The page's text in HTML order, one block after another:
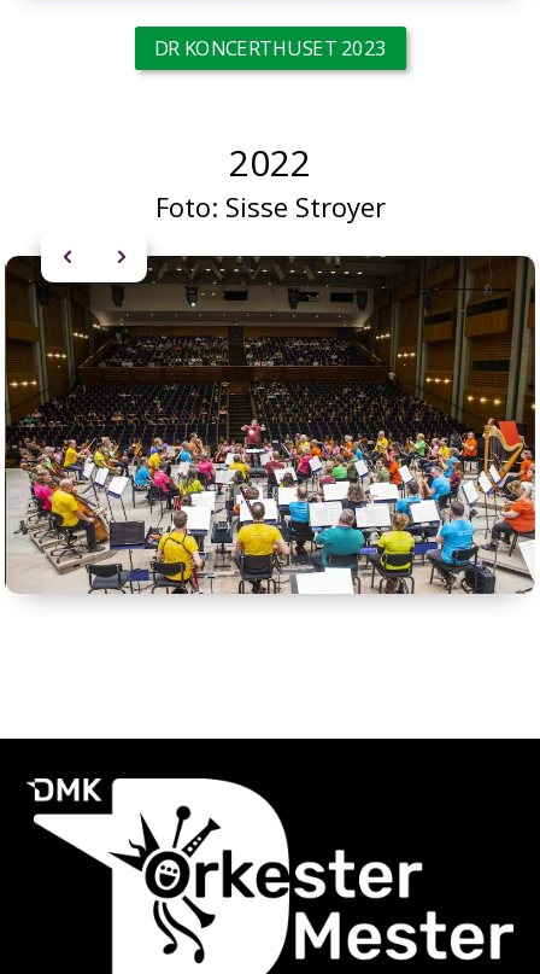
DR KONCERTHUSET 2023
2022
Foto: Sisse Stroyer